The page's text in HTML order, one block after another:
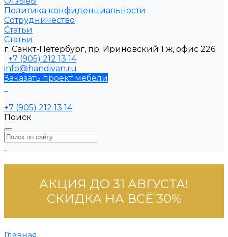
Политика конфиденциальности
Сотрудничество
Статьи
Статьи
г. Санкт-Петербург, пр. Ириновский 1 ж, офис 226
+7 (905) 212 13 14
info@handivan.ru
Заказать проект мебели
+7 (905) 212 13 14
Поиск
АКЦИЯ ДО 31 АВГУСТА!
СКИДКА НА ВСЁ 30%